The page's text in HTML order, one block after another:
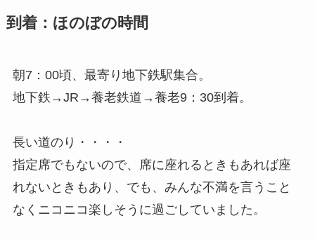
到着：ほのぼの時間
朝7：00頃、最寄り地下鉄駅集合。
地下鉄→JR→養老鉄道→養老9：30到着。
長い道のり・・・・
指定席でもないので、席に座れるときもあれば座
れないときもあり、でも、みんな不満を言うこと
なくニコニコ楽しそうに過ごしていました。